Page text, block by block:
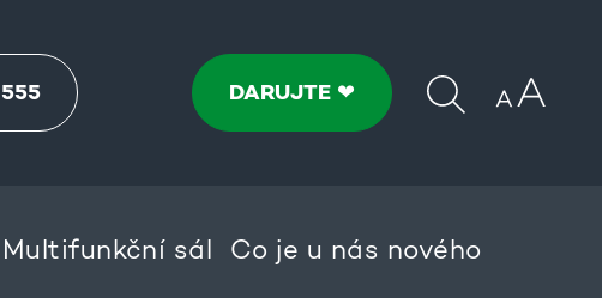
DARUJTE ❤
Multifunkční sál Co je u nás nového